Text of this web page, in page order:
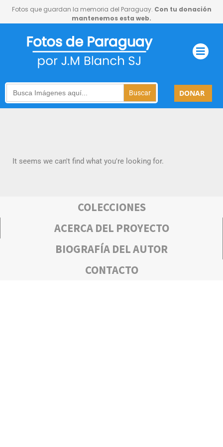
Fotos que guardan la memoria del Paraguay. Con tu donación
mantenemos esta web.
Search
for:
DONAR
It seems we can't find what you're looking for.
COLECCIONES
ACERCA DEL PROYECTO
BIOGRAFÍA DEL AUTOR
CONTACTO